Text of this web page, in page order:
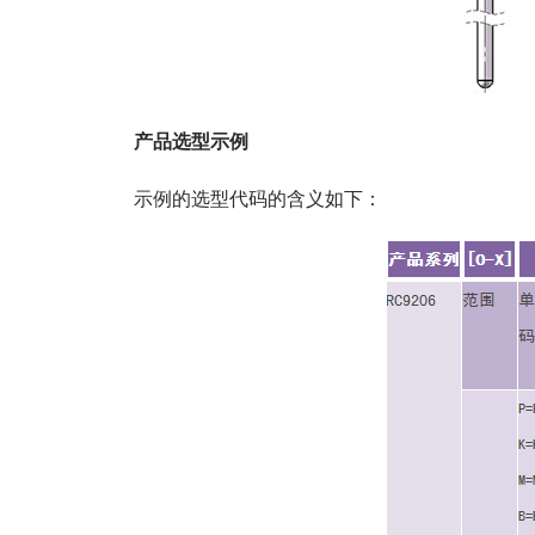
产品选型示例
示例的选型代码的含义如下：